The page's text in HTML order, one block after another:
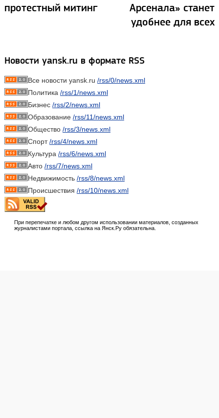
протестный митинг
Арсенала» станет
удобнее для всех
Новости yansk.ru в формате RSS
Все новости yansk.ru /rss/0/news.xml
Политика /rss/1/news.xml
Бизнес /rss/2/news.xml
Образование /rss/11/news.xml
Общество /rss/3/news.xml
Спорт/rss/4/news.xml
Культура /rss/6/news.xml
Авто /rss/7/news.xml
Недвижимость /rss/8/news.xml
Происшествия /rss/10/news.xml
При перепечатке и любом другом использовании материалов, созданных
журналистами портала, ссылка на Янск.Ру обязательна.